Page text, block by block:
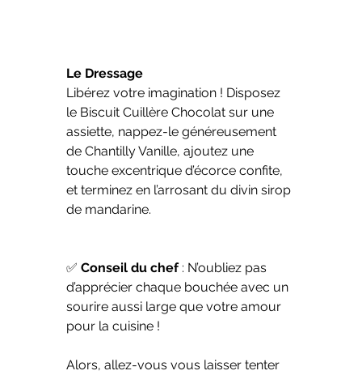
Le Dressage
Libérez votre imagination ! Disposez
le Biscuit Cuillère Chocolat sur une
assiette, nappez-le généreusement
de Chantilly Vanille, ajoutez une
touche excentrique d’écorce confite,
et terminez en l’arrosant du divin sirop
de mandarine.
✅ Conseil du chef : N’oubliez pas
d’apprécier chaque bouchée avec un
sourire aussi large que votre amour
pour la cuisine !
Alors, allez-vous vous laisser tenter